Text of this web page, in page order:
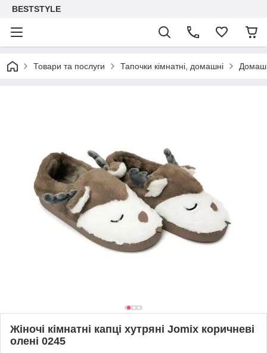
BESTSTYLE
Товари та послуги Тапочки кімнатні, домашні
Жіночі кімнатні капці хутряні Jomix коричневі
олені 0245